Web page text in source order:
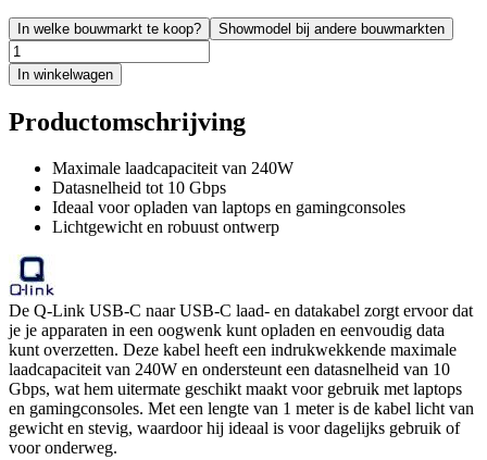
In welke bouwmarkt te koop? Showmodel bij andere bouwmarkten
In winkelwagen
Productomschrijving
Maximale laadcapaciteit van 240W
Datasnelheid tot 10 Gbps
Ideaal voor opladen van laptops en gamingconsoles
Lichtgewicht en robuust ontwerp
De Q-Link USB-C naar USB-C laad- en datakabel zorgt ervoor dat
je je apparaten in een oogwenk kunt opladen en eenvoudig data
kunt overzetten. Deze kabel heeft een indrukwekkende maximale
laadcapaciteit van 240W en ondersteunt een datasnelheid van 10
Gbps, wat hem uitermate geschikt maakt voor gebruik met laptops
en gamingconsoles. Met een lengte van 1 meter is de kabel licht van
gewicht en stevig, waardoor hij ideaal is voor dagelijks gebruik of
voor onderweg.